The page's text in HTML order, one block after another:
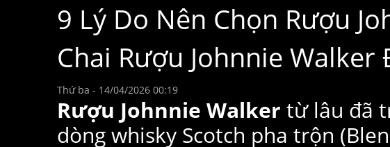
9 Lý Do Nên Chọn Rượu
Chai Rượu Johnnie
Thứ ba - 14/04/2026 00:19
Rượu Johnnie Walker từ lâu đã
dòng whisky Scotch pha trộn